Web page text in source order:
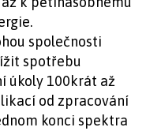
společnosti
spotřebu
úkoly 100krát až
od zpracování
konci spektra